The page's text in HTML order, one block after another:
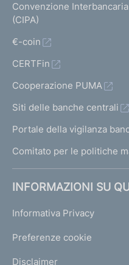
Convenzione
(CIPA)
€-coin
CERTFin
Cooperazione PUMA
Siti delle banche centrali
Portale della vigilanza
Comitato per le politiche
INFORMAZIONI SU
Informativa Privacy
Preferenze cookie
Disclaimer